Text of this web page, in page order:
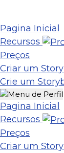
Pagina Inicial
Recursos
Preços
Criar um
Crie um
Pagina Inicial
Recursos
Preços
Criar um